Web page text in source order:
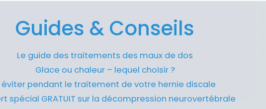
Guides & Conseils
Le guide des traitements des maux de dos
Glace ou chaleur – lequel choisir ?
éviter pendant le traitement de votre hernie discale
spécial GRATUIT sur la décompression neurovertébrale